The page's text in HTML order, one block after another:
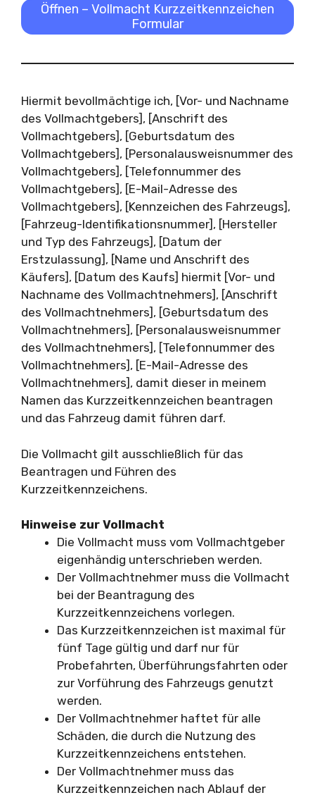
Öffnen – Vollmacht Kurzzeitkennzeichen
Formular
Hiermit bevollmächtige ich, [Vor- und Nachname
des Vollmachtgebers], [Anschrift des
Vollmachtgebers], [Geburtsdatum des
Vollmachtgebers], [Personalausweisnummer des
Vollmachtgebers], [Telefonnummer des
Vollmachtgebers], [E-Mail-Adresse des
Vollmachtgebers], [Kennzeichen des Fahrzeugs],
[Fahrzeug-Identifikationsnummer], [Hersteller
und Typ des Fahrzeugs], [Datum der
Erstzulassung], [Name und Anschrift des
Käufers], [Datum des Kaufs] hiermit [Vor- und
Nachname des Vollmachtnehmers], [Anschrift
des Vollmachtnehmers], [Geburtsdatum des
Vollmachtnehmers], [Personalausweisnummer
des Vollmachtnehmers], [Telefonnummer des
Vollmachtnehmers], [E-Mail-Adresse des
Vollmachtnehmers], damit dieser in meinem
Namen das Kurzzeitkennzeichen beantragen
und das Fahrzeug damit führen darf.
Die Vollmacht gilt ausschließlich für das
Beantragen und Führen des
Kurzzeitkennzeichens.
Hinweise zur Vollmacht
Die Vollmacht muss vom Vollmachtgeber
eigenhändig unterschrieben werden.
Der Vollmachtnehmer muss die Vollmacht
bei der Beantragung des
Kurzzeitkennzeichens vorlegen.
Das Kurzzeitkennzeichen ist maximal für
fünf Tage gültig und darf nur für
Probefahrten, Überführungsfahrten oder
zur Vorführung des Fahrzeugs genutzt
werden.
Der Vollmachtnehmer haftet für alle
Schäden, die durch die Nutzung des
Kurzzeitkennzeichens entstehen.
Der Vollmachtnehmer muss das
Kurzzeitkennzeichen nach Ablauf der